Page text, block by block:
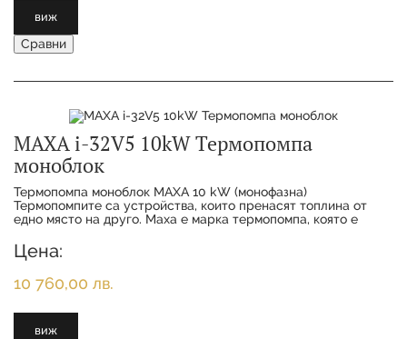
виж
Сравни
MAXA i-32V5 10kW Термопомпа
моноблок
Термопомпа моноблок MAXA 10 kW (монофазна)
Термопомпитe са устройства, които пренасят топлина от
едно място на друго. Maxa е марка термопомпа, която е
Цена:
10 760,00 лв.
виж